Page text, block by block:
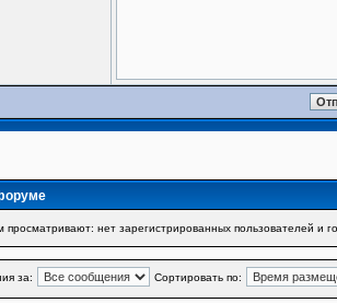
просматривают: нет зарегистрированных пользователей и
за: Сортировать по: